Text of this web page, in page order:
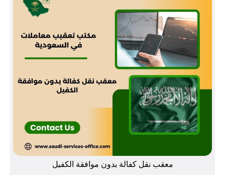
معقب نقل كفالة بدون موافقة الكفيل